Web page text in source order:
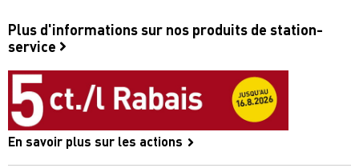
Plus d'informations sur nos produits de station-
service
En savoir plus sur les actions